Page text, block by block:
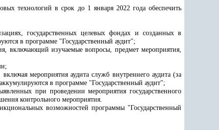
технологий в срок до 1 января 2022 года обеспечить
государственных целевых фондах и созданных в
в программе "Государственный аудит";
включающий изучаемые вопросы, предмет мероприятия,
мероприятия аудита служб внутреннего аудита (за
в программе "Государственный аудит";
при проведении мероприятия государственного
контрольного мероприятия.
возможностей программы "Государственный